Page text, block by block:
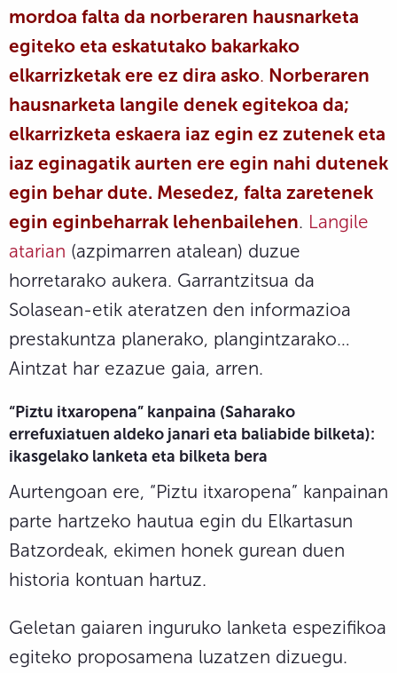
mordoa falta da norberaren hausnarketa
egiteko eta eskatutako bakarkako
elkarrizketak ere ez dira asko. Norberaren
hausnarketa langile denek egitekoa da;
elkarrizketa eskaera iaz egin ez zutenek eta
iaz eginagatik aurten ere egin nahi dutenek
egin behar dute. Mesedez, falta zaretenek
egin eginbeharrak lehenbailehen. Langile
atarian (azpimarren atalean) duzue
horretarako aukera. Garrantzitsua da
Solasean-etik ateratzen den informazioa
prestakuntza planerako, plangintzarako…
Aintzat har ezazue gaia, arren.
“Piztu itxaropena” kanpaina (Saharako
errefuxiatuen aldeko janari eta baliabide bilketa):
ikasgelako lanketa eta bilketa bera
Aurtengoan ere, “Piztu itxaropena” kanpainan
parte hartzeko hautua egin du Elkartasun
Batzordeak, ekimen honek gurean duen
historia kontuan hartuz.
Geletan gaiaren inguruko lanketa espezifikoa
egiteko proposamena luzatzen dizuegu.